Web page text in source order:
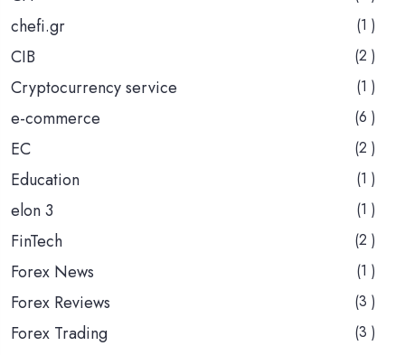
chefi.gr (1 )
CIB (2 )
Cryptocurrency service (1 )
e-commerce (6 )
EC (2 )
Education (1 )
elon 3 (1 )
FinTech (2 )
Forex News (1 )
Forex Reviews (3 )
Forex Trading (3 )